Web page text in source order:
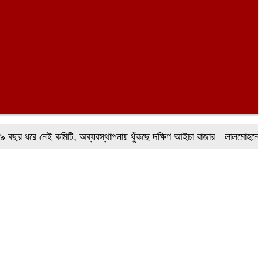
ধরে নেই কমিটি, অব্যবস্থাপনায় ধুঁকছে দক্ষিণ আইচা বাজার
লালমোহনে ফেয়ার